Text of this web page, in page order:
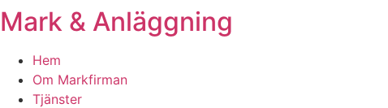
Skip
to
content
Mark & Anläggning
Hem
Om Markfirman
Tjänster